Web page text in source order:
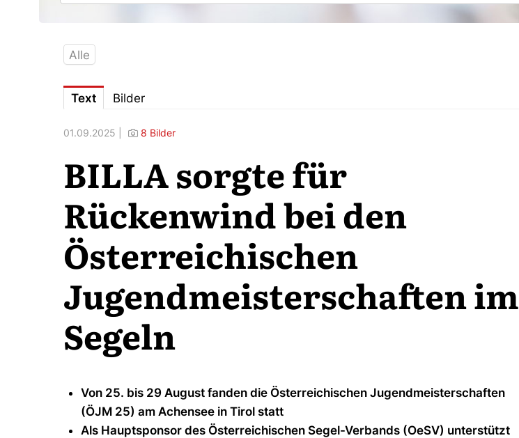
Alle
Text Bilder
01.09.2025 | 8 Bilder
BILLA sorgte für
Rückenwind bei den
Österreichischen
Jugendmeisterschaften im
Segeln
Von 25. bis 29 August fanden die Österreichischen Jugendmeisterschaften
(ÖJM 25) am Achensee in Tirol statt
Als Hauptsponsor des Österreichischen Segel-Verbands (OeSV) unterstützt